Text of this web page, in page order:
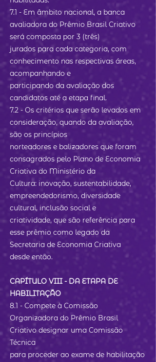
7.1 - Em âmbito nacional, a banca
avaliadora do Prêmio Brasil Criativo
será composta por 3 (três)
jurados para cada categoria, com
conhecimento nas respectivas áreas,
acompanhando e
participando da avaliação dos
candidatos até a etapa final.
7.2 - Os critérios que serão levados em
consideração, quando da avaliação,
são os princípios
norteadores e balizadores que foram
consagrados pelo Plano de Economia
Criativa do Ministério da
Cultura: inovação, sustentabilidade,
empreendedorismo, diversidade
cultural, inclusão social e
criatividade, que são referência para
esse prêmio como legado da
Secretaria de Economia Criativa
desde então.
CAPÍTULO VIII - DA ETAPA DE
HABILITAÇÃO
8.1 - Compete à Comissão
Organizadora do Prêmio Brasil
Criativo designar uma Comissão
Técnica
para proceder ao exame de habilitação